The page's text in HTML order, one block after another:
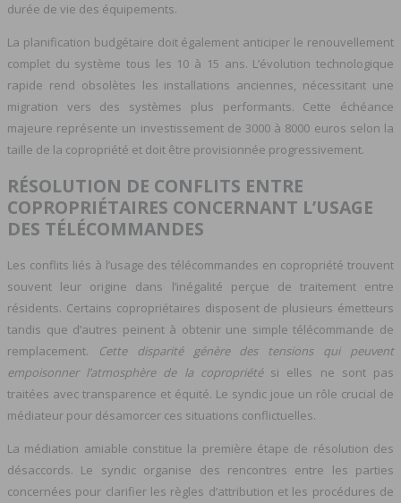
durée de vie des équipements.
La planification budgétaire doit également anticiper le renouvellement
complet du système tous les 10 à 15 ans. L’évolution technologique
rapide rend obsolètes les installations anciennes, nécessitant une
migration vers des systèmes plus performants. Cette échéance
majeure représente un investissement de 3000 à 8000 euros selon la
taille de la copropriété et doit être provisionnée progressivement.
RÉSOLUTION DE CONFLITS ENTRE
COPROPRIÉTAIRES CONCERNANT L’USAGE
DES TÉLÉCOMMANDES
Les conflits liés à l’usage des télécommandes en copropriété trouvent
souvent leur origine dans l’inégalité perçue de traitement entre
résidents. Certains copropriétaires disposent de plusieurs émetteurs
tandis que d’autres peinent à obtenir une simple télécommande de
remplacement.
Cette disparité génère des tensions qui peuvent
empoisonner l’atmosphère de la copropriétési elles ne sont pas
traitées avec transparence et équité. Le syndic joue un rôle crucial de
médiateur pour désamorcer ces situations conflictuelles.
La médiation amiable constitue la première étape de résolution des
désaccords. Le syndic organise des rencontres entre les parties
concernées pour clarifier les règles d’attribution et les procédures de